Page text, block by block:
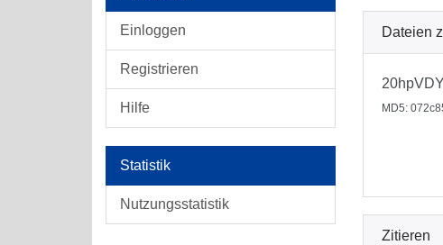
Einloggen
Registrieren
Hilfe
Statistik
Nutzungsstatistik
Dateien
MD5:
Zitieren